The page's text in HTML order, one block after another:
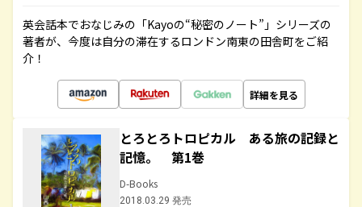
英会話本でおなじみの「Kayoの“秘密のノート”」シリーズの
著者が、今度は自分の滞在するロンドン南東の田舎町をご紹
介！
詳細を見る
とろとろトロピカル ある旅の記録と
記憶。 第1巻
D-Books
2018.03.29 発売